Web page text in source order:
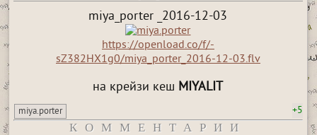
miya_porter _2016-12-03
https://openload.co/f/-
sZ382HX1g0/miya_porter_2016-12-03.flv
на крейзи кеш MIYALIT
miya.porter +5
КОММЕНТАРИИ